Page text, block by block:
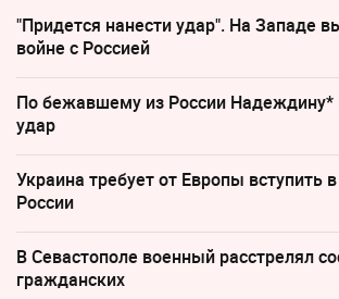
"Придется нанести удар". На Западе
войне с Россией
По бежавшему из России Надеждину*
удар
Украина требует от Европы вступить
России
В Севастополе военный расстрелял
гражданских